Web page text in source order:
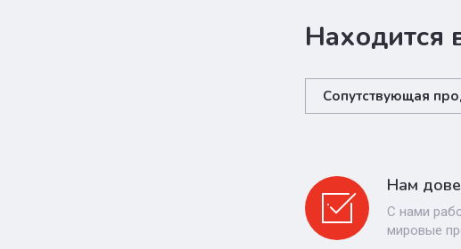
Находится
Сопутствующая
Нам
С нами
мировые